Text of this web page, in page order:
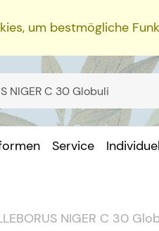
um bestmögliche
Service
NIGER C 30